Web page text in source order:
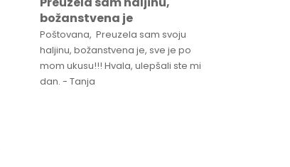
božanstvena je
Poštovana, Preuzela sam svoju
haljinu, božanstvena je, sve je po
mom ukusu!!! Hvala, ulepšali ste mi
dan. - Tanja